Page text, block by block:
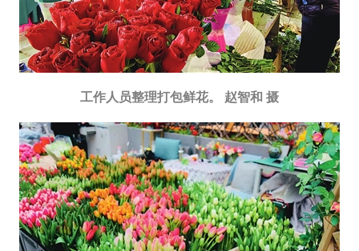
宣传思想文化人才
专题
工作人员整理打包鲜花。 赵智和 摄